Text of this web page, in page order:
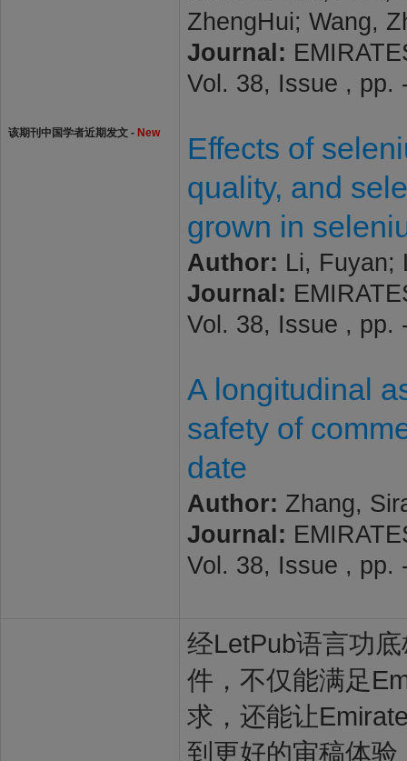
该期刊中国学者近期发文 - New
ZhengHui; Wang,
Journal:
Vol. 38, Issue , pp.
Effects of
quality, and
grown in
Author: Li, Fuyan;
Journal:
Vol. 38, Issue , pp.
A longitudinal
safety of
date
Author: Zhang,
Journal:
Vol. 38, Issue , pp.
经LetPub语言功
件，不仅能满足
求，还能让
到更好的审稿体